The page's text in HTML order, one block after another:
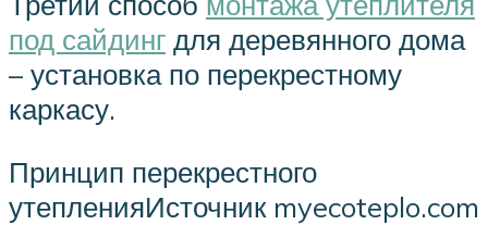
под сайдинг для деревянного дома
– установка по перекрестному
каркасу.
Принцип перекрестного
утепленияИсточник myecoteplo.com